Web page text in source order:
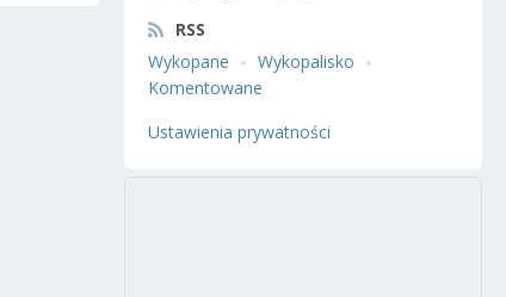
RSS
Wykopane
Wykopalisko
Komentowane
Ustawienia prywatności